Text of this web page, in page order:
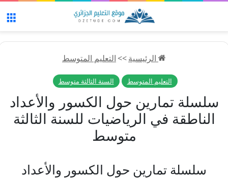
الرئيسية>>التعليم المتوسط
التعليم المتوسط السنة الثالثة متوسط
سلسلة تمارين حول الكسور والأعداد
الناطقة في الرياضيات للسنة الثالثة
متوسط
سلسلة تمارين حول الكسور والأعداد